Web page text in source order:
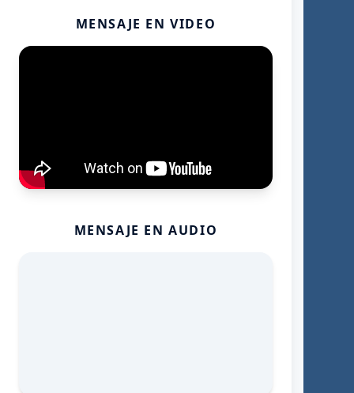
MENSAJE EN VIDEO
MENSAJE EN AUDIO